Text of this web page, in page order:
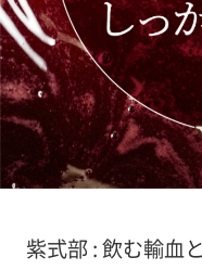
紫式部 : 飲む輸血